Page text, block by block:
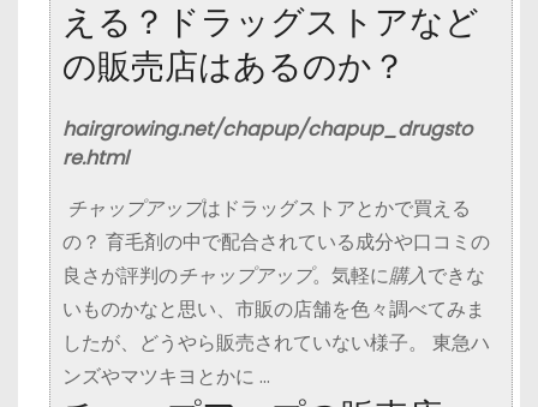
える？ドラッグストアなど
の販売店はあるのか？
hairgrowing.net/chapup/chapup_drugsto
re.html
チャップアップはドラッグストアとかで買える
の？ 育毛剤の中で配合されている成分や口コミの
良さが評判のチャップアップ。気軽に購入できな
いものかなと思い、市販の店舗を色々調べてみま
したが、どうやら販売されていない様子。 東急ハ
ンズやマツキヨとかに …